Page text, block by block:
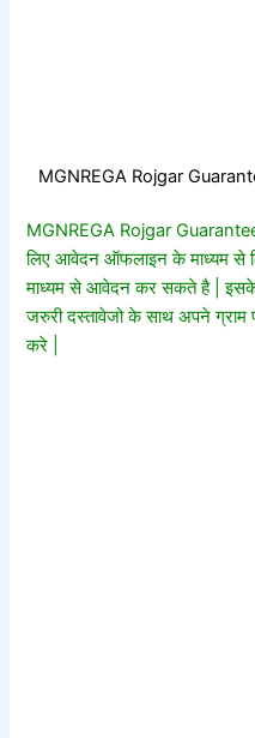
MGNREGA Rojgar
MGNREGA Rojgar
लिए आवेदन ऑफलाइन के माध्यम से
माध्यम से आवेदन कर सकते है |
जरुरी दस्तावेजो के साथ अपने ग्राम
करे |